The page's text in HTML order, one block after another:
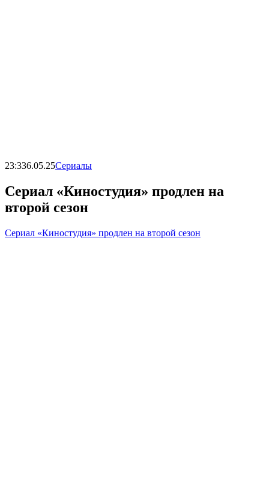
23:336.05.25Сериалы
Сериал «Киностудия» продлен на
второй сезон
Сериал «Киностудия» продлен на второй сезон